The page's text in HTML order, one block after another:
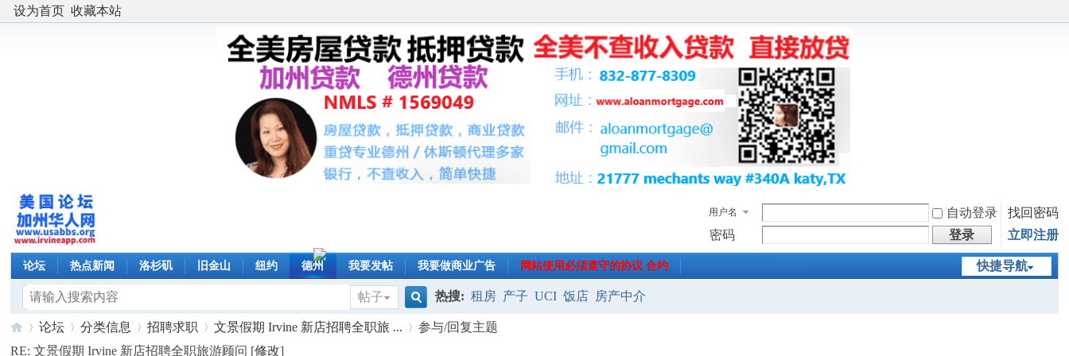
设为首页 收藏本站
用户名 自动登录
找回密码
密码
登录 立即注册
快捷导航
论坛 热点新闻 洛杉矶 旧金山 纽约 德州 我要发帖 我要做商业广告 网站使用必须遵守的协议 合约
帖子
搜
热搜: 租房 产子 UCI 饭店 房产中介
论坛 分类信息 招聘求职 文景假期 Irvine 新店招聘全职旅 ...
参与/回复主题
RE: 文景假期 Irvine 新店招聘全职旅游顾问 [修改]